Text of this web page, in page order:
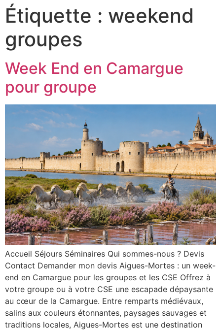
Étiquette : weekend
groupes
Week End en Camargue
pour groupe
Accueil Séjours Séminaires Qui sommes-nous ? Devis
Contact Demander mon devis Aigues-Mortes : un week-
end en Camargue pour les groupes et les CSE Offrez à
votre groupe ou à votre CSE une escapade dépaysante
au cœur de la Camargue. Entre remparts médiévaux,
salins aux couleurs étonnantes, paysages sauvages et
traditions locales, Aigues-Mortes est une destination